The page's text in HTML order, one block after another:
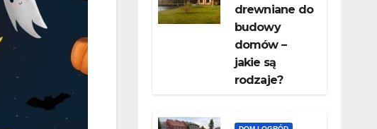
drewniane do
budowy
domów –
jakie są
rodzaje?